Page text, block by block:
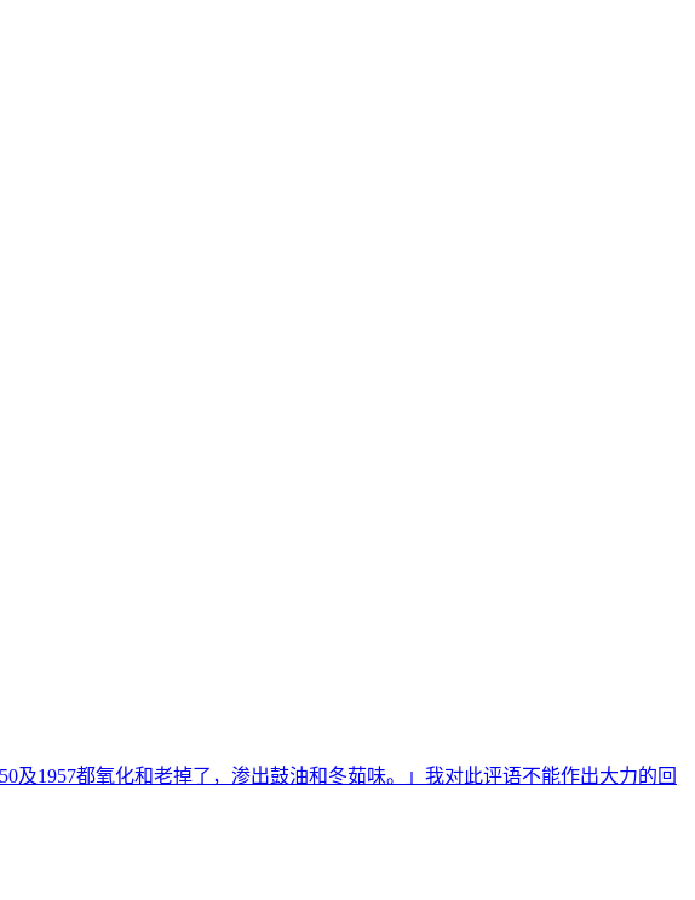
及1957都氧化和老掉了，渗出鼓油和冬茹味。」我对此评语不能作出大力的回